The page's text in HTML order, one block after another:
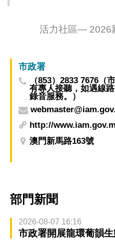
活力社區— 2026
市政署
（853）2833 7676（
有專人接聽，如遇線
錄音服務。）
http://
澳門新馬路163號
部門新聞
2026-08-07 16:16
市政署開展龍環葡韻